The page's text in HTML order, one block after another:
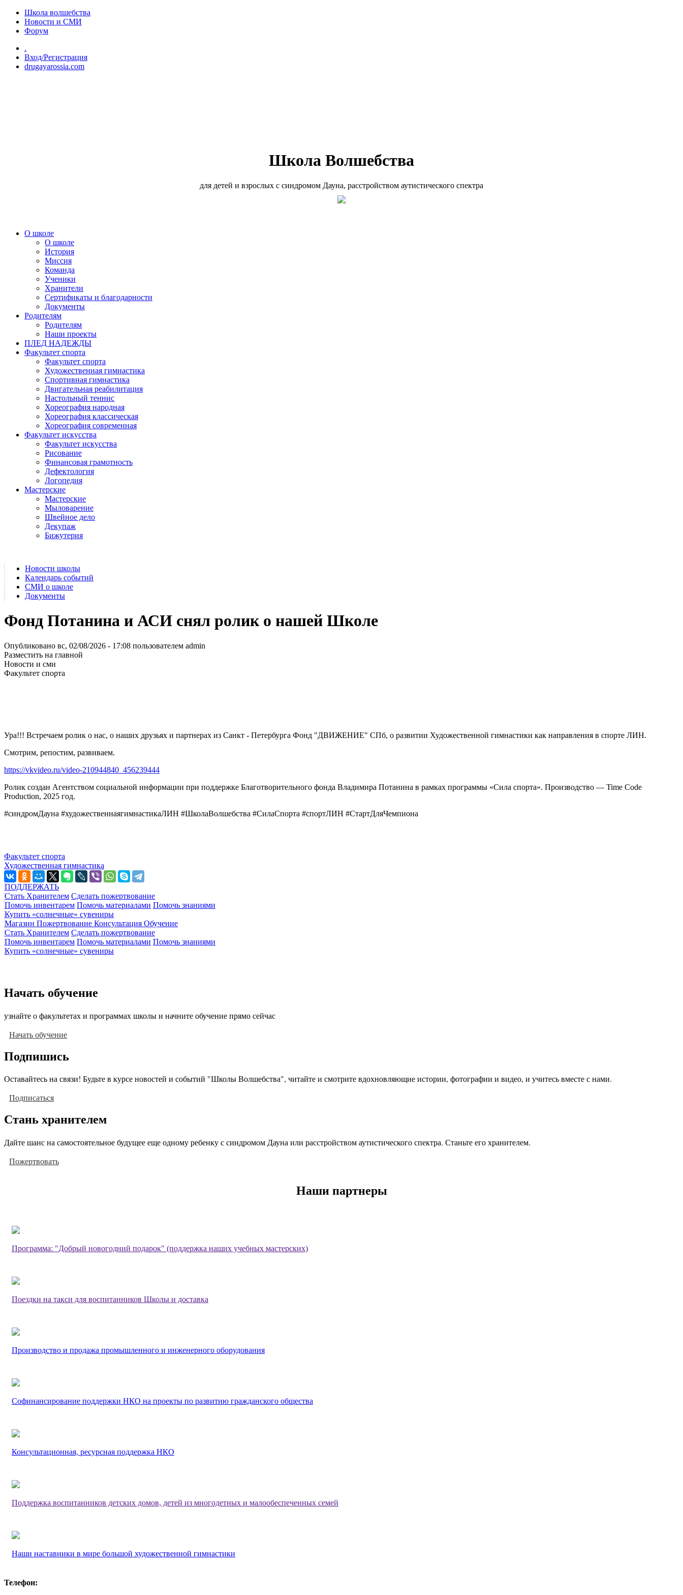
Перейти к основному содержанию
Школа волшебства
Новости и СМИ
Форум
.
Вход/Регистрация
drugayarossia.com
Школа Волшебства
для детей и взрослых с синдромом Дауна, расстройством аутистического спектра
О школе
О школе
История
Миссия
Команда
Ученики
Хранители
Сертификаты и благодарности
Документы
Родителям
Родителям
Наши проекты
ПЛЕД НАДЕЖДЫ
Факультет спорта
Факультет спорта
Художественная гимнастика
Спортивная гимнастика
Двигательная реабилитация
Настольный теннис
Хореография народная
Хореография классическая
Хореография современная
Факультет искусства
Факультет искусства
Рисование
Финансовая грамотность
Дефектология
Логопедия
Мастерские
Мастерские
Мыловарение
Швейное дело
Декупаж
Бижутерия
Новости школы
Календарь событий
СМИ о школе
Документы
Фонд Потанина и АСИ снял ролик о нашей Школе
Опубликовано вс, 02/08/2026 - 17:08 пользователем admin
Разместить на главной
Новости и сми
Факультет спорта
Ура!!! Встречаем ролик о нас, о наших друзьях и партнерах из Санкт - Петербурга Фонд "ДВИЖЕНИЕ" СПб, о развитии Художественной гимнастики как направления в спорте ЛИН.
Смотрим, репостим, развиваем.
https://vkvideo.ru/video-210944840_456239444
Ролик создан Агентством социальной информации при поддержке Благотворительного фонда Владимира Потанина в рамках программы «Сила спорта». Производство — Time Code
Production, 2025 год.
#синдромДауна #художественнаягимнастикаЛИН #ШколаВолшебства #СилаСпорта #спортЛИН #СтартДляЧемпиона
Факультет спорта
Художественная гимнастика
ПОДДЕРЖАТЬ
Стать Хранителем Сделать пожертвование
Помочь инвентарем Помочь материалами Помочь знаниями
Купить «солнечные» сувениры
Магазин Пожертвование Консультация Обучение
Стать Хранителем Сделать пожертвование
Помочь инвентарем Помочь материалами Помочь знаниями
Купить «солнечные» сувениры
Начать обучение
узнайте о факультетах и программах школы и начните обучение прямо сейчас
Начать обучение
Подпишись
Оставайтесь на связи! Будьте в курсе новостей и событий "Школы Волшебства", читайте и смотрите вдохновляющие истории, фотографии и видео, и учитесь вместе с нами.
Подписаться
Стань хранителем
Дайте шанс на самостоятельное будущее еще одному ребенку с синдромом Дауна или расстройством аутистического спектра. Станьте его хранителем.
Пожертвовать
Наши партнеры
Программа: "Добрый новогодний подарок" (поддержка наших учебных мастерских)
Поездки на такси для воспитанников Школы и доставка
Производство и продажа промышленного и инженерного оборудования
Софинансирование поддержки НКО на проекты по развитию гражданского общества
Консультационная, ресурсная поддержка НКО
Поддержка воспитанников детских домов, детей из многодетных и малообеспеченных семей
Наши наставники в мире большой художественной гимнастики
Телефон: